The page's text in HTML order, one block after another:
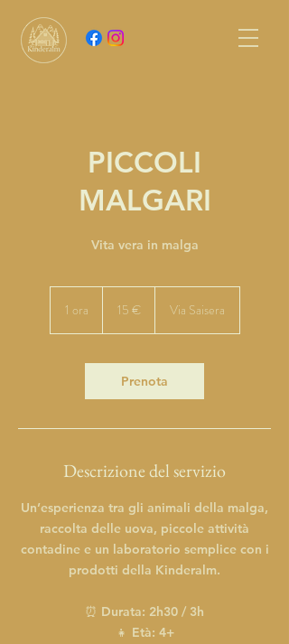
PICCOLI
MALGARI
Vita vera in malga
1 ora 15 € Via Saisera
Prenota
Descrizione del servizio
Un’esperienza tra gli animali della malga,
raccolta delle uova, piccole attività
contadine e un laboratorio semplice con i
prodotti della Kinderalm.
⏰ Durata: 2h30 / 3h
👧 Età: 4+